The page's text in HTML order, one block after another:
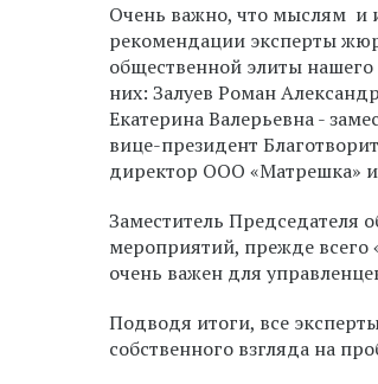
Очень важно, что мыслям и
рекомендации эксперты
общественной элиты
них: Залуев Роман
Екатерина Валерьевна -
вице-президент
директор ООО «Матрешка»
Заместитель Председателя
мероприятий, прежде
очень важен для
Подводя итоги, все
собственного взгляда на